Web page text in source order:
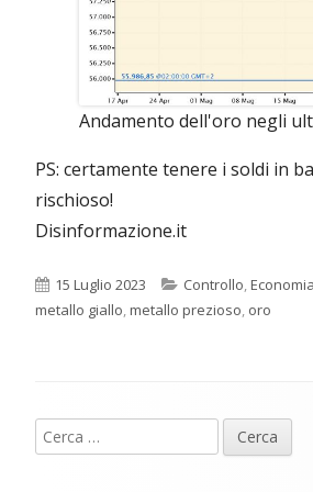
Andamento dell'oro negli
PS: certamente tenere i soldi in
rischioso!
Disinformazione.it
Pubblicato
15 Luglio 2023 Categorie
Controllo,Economia
metallo giallo,metallo prezioso, oro
piè
Ricerca
per: